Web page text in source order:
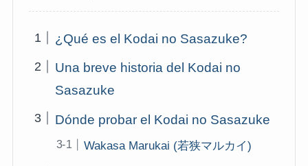
¿Qué es el Kodai no Sasazuke?
Una breve historia del Kodai no
Sasazuke
Dónde probar el Kodai no Sasazuke
Wakasa Marukai (若狭マルカイ)